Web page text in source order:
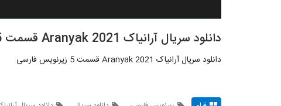
دانلود سریال آرانیاک Aranyak 2021 قسمت 5
دانلود سریال آرانیاک Aranyak 2021 قسمت 5 زیرنویس فارسی